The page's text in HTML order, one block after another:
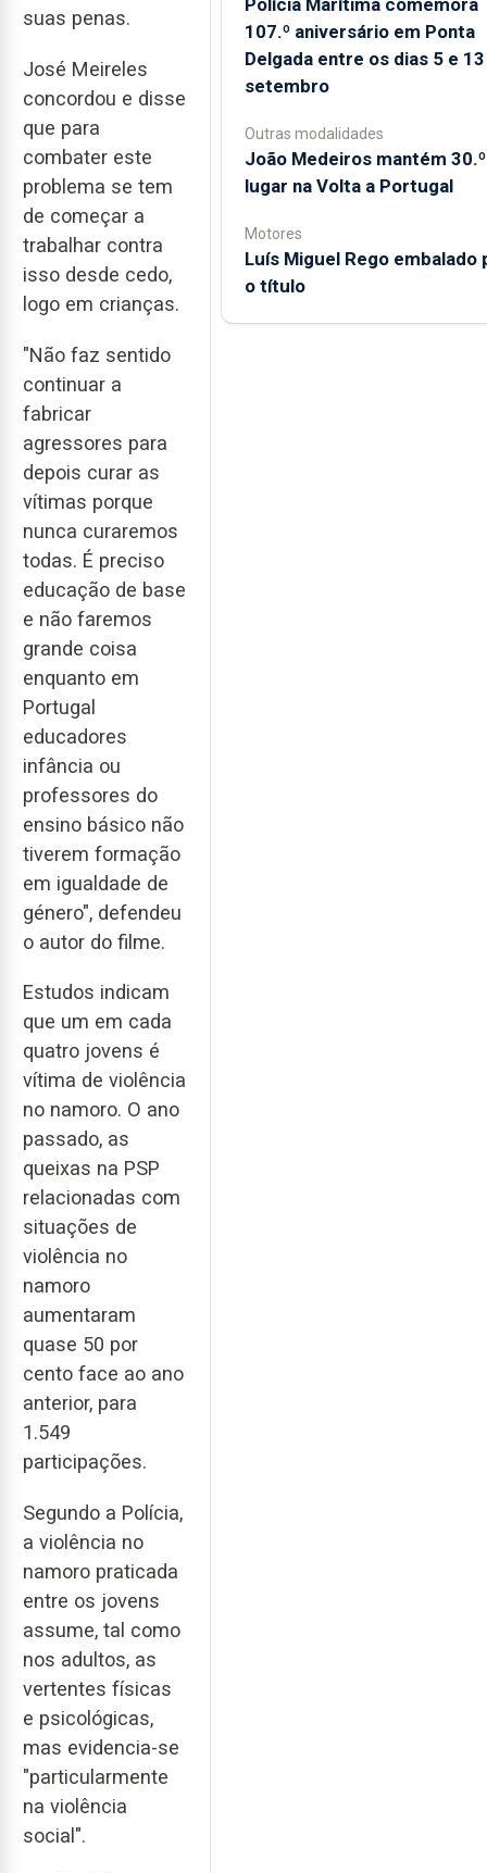
suas penas.
José Meireles
concordou e disse
que para
combater este
problema se tem
de começar a
trabalhar contra
isso desde cedo,
logo em crianças.
"Não faz sentido
continuar a
fabricar
agressores para
depois curar as
vítimas porque
nunca curaremos
todas. É preciso
educação de base
e não faremos
grande coisa
enquanto em
Portugal
educadores
infância ou
professores do
ensino básico não
tiverem formação
em igualdade de
género", defendeu
o autor do filme.
Estudos indicam
que um em cada
quatro jovens é
vítima de violência
no namoro. O ano
passado, as
queixas na PSP
relacionadas com
situações de
violência no
namoro
aumentaram
quase 50 por
cento face ao ano
anterior, para
1.549
participações.
Segundo a Polícia,
a violência no
namoro praticada
entre os jovens
assume, tal como
nos adultos, as
vertentes físicas
e psicológicas,
mas evidencia-se
"particularmente
na violência
social".
107.º aniversário em Ponta
Delgada entre os dias 5 e
setembro
Outras modalidades
João Medeiros mantém 30.º
lugar na Volta a Portugal
Motores
Luís Miguel Rego embalado
o título